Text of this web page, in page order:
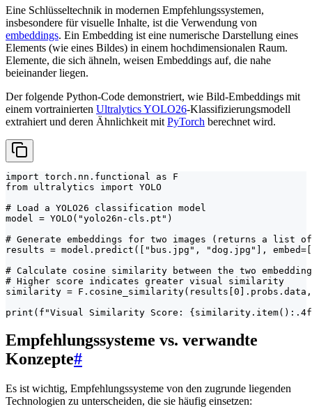
Eine Schlüsseltechnik in modernen Empfehlungssystemen,
insbesondere für visuelle Inhalte, ist die Verwendung von
embeddings. Ein Embedding ist eine numerische Darstellung eines
Elements (wie eines Bildes) in einem hochdimensionalen Raum.
Elemente, die sich ähneln, weisen Embeddings auf, die nahe
beieinander liegen.
Der folgende Python-Code demonstriert, wie Bild-Embeddings mit
einem vortrainierten Ultralytics YOLO26-Klassifizierungsmodell
extrahiert und deren Ähnlichkeit mit PyTorch berechnet wird.
import torch.nn.functional as F
from ultralytics import YOLO
# Load a YOLO26 classification model
model = YOLO("yolo26n-cls.pt")
# Generate embeddings for two images (returns a list
results = model.predict(["bus.jpg", "dog.jpg"],
# Calculate cosine similarity between the two
# Higher score indicates greater visual similarity
similarity =
print(f"Visual Similarity Score:
Empfehlungssysteme vs. verwandte
Konzepte#
Es ist wichtig, Empfehlungssysteme von den zugrunde liegenden
Technologien zu unterscheiden, die sie häufig einsetzen: